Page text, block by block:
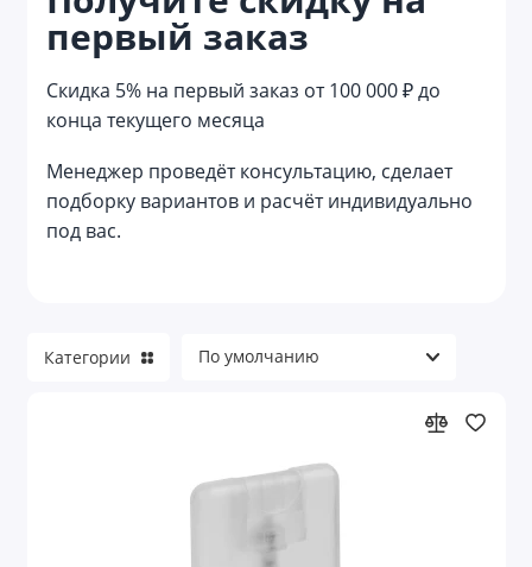
первый заказ
Скидка 5% на первый заказ от 100 000 ₽ до
конца текущего месяца
Менеджер проведёт консультацию, сделает
подборку вариантов и расчёт индивидуально
под вас.
Reflector
Reviver
Welcome pack
Азартные игры
Аксессуары для велосипеда
Аксессуары для детей и игры
Аксессуары для торпеды и приборной
Категории